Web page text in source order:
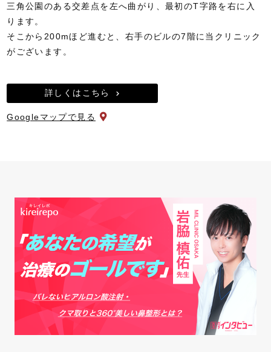
三角公園のある交差点を左へ曲がり、最初のT字路を右に入
ります。
そこから200mほど進むと、右手のビルの7階に当クリニック
がございます。
詳しくはこちら
Googleマップで見る